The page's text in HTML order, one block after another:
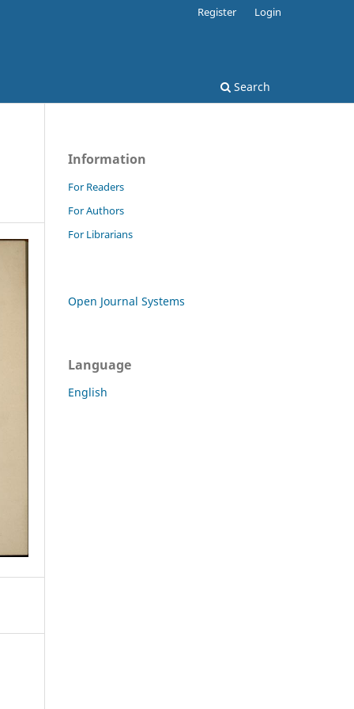
Search
Register Login
Information
For Readers
For Authors
For Librarians
Open Journal Systems
Language
English